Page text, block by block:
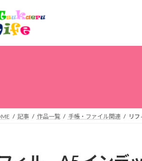
記事 作品一覧 手帳・ファイル関連 リ